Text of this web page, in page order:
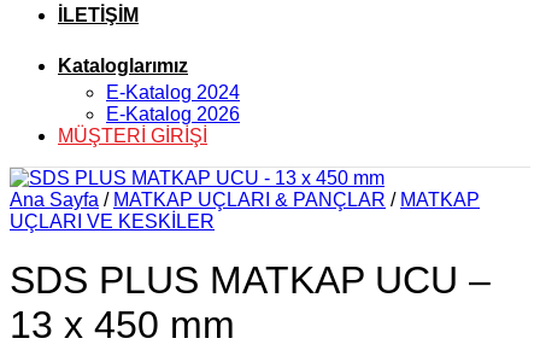
İLETİŞİM
Kataloglarımız
E-Katalog 2024
E-Katalog 2026
MÜŞTERİ GİRİŞİ
Ana Sayfa / MATKAP UÇLARI & PANÇLAR / MATKAP
UÇLARI VE KESKİLER
SDS PLUS MATKAP UCU –
13 x 450 mm